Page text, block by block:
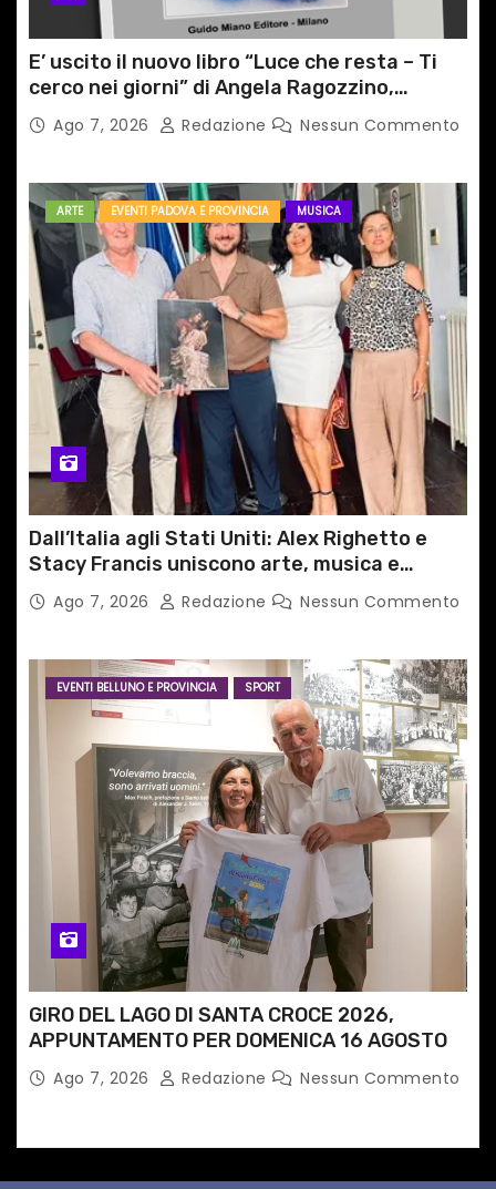
E’ uscito il nuovo libro “Luce che resta – Ti
cerco nei giorni” di Angela Ragozzino,
medico primario di Capua
Ago 7, 2026 Redazione Nessun Commento
ARTE EVENTI PADOVA E PROVINCIA MUSICA
Dall’Italia agli Stati Uniti: Alex Righetto e
Stacy Francis uniscono arte, musica e
tecnologia in un nuovo progetto
internazionale”
Ago 7, 2026 Redazione Nessun Commento
EVENTI BELLUNO E PROVINCIA SPORT
GIRO DEL LAGO DI SANTA CROCE 2026,
APPUNTAMENTO PER DOMENICA 16 AGOSTO
Ago 7, 2026 Redazione Nessun Commento